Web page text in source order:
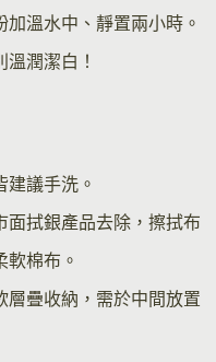
溫水中、靜置兩小時。
潤潔白！
建議手洗。
面拭銀產品去除，擦拭布
軟棉布。
層疊收納，需於中間放置